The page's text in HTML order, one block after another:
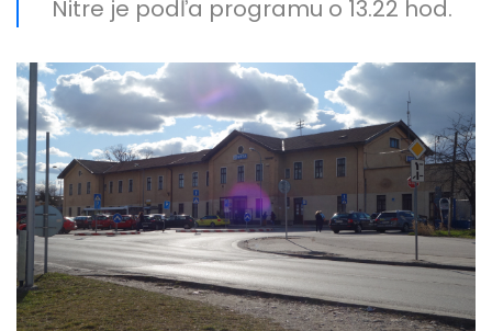
Nitre je podľa programu o 13.22 hod.